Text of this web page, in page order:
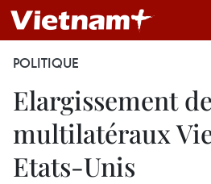
POLITIQUE
Elargissement
multilatéraux
Etats-Unis